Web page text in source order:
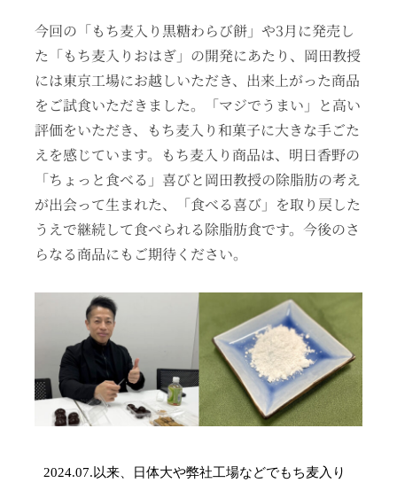
今回の「もち麦入り黒糖わらび餅」や3月に発売し
た「もち麦入りおはぎ」の開発にあたり、岡田教授
には東京工場にお越しいただき、出来上がった商品
をご試食いただきました。「マジでうまい」と高い
評価をいただき、もち麦入り和菓子に大きな手ごた
えを感じています。もち麦入り商品は、明日香野の
「ちょっと食べる」喜びと岡田教授の除脂肪の考え
が出会って生まれた、「食べる喜び」を取り戻した
うえで継続して食べられる除脂肪食です。今後のさ
らなる商品にもご期待ください。
2024.07.以来、日体大や弊社工場などでもち麦入り